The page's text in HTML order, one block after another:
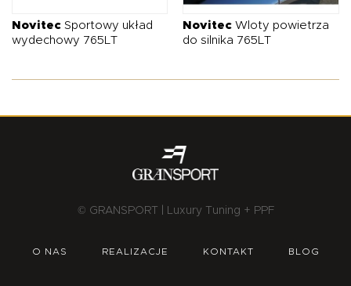
Novitec Sportowy układ
wydechowy 765LT
Novitec Wloty powietrza
do silnika 765LT
© GRANSPORT | Luxury Tuning + PPF
O NAS REALIZACJE KONTAKT BLOG